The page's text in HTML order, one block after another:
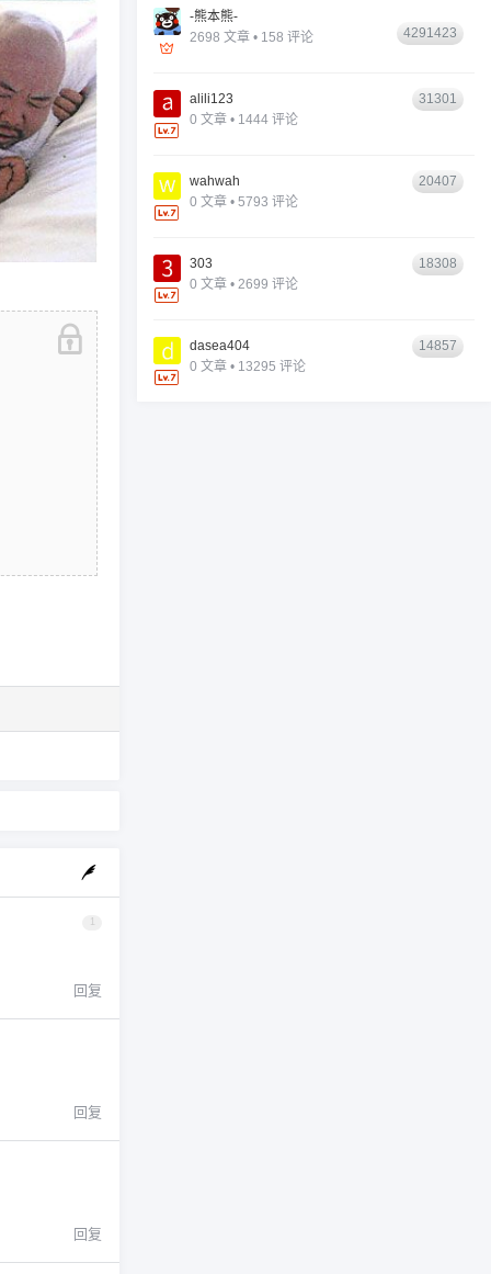
1
回复
回复
回复
-熊本熊-
2698 文章 • 158 评论
4291423
alili123
0 文章 • 1444 评论
31301
wahwah
0 文章 • 5793 评论
20407
303
0 文章 • 2699 评论
18308
dasea404
0 文章 • 13295 评论
14857